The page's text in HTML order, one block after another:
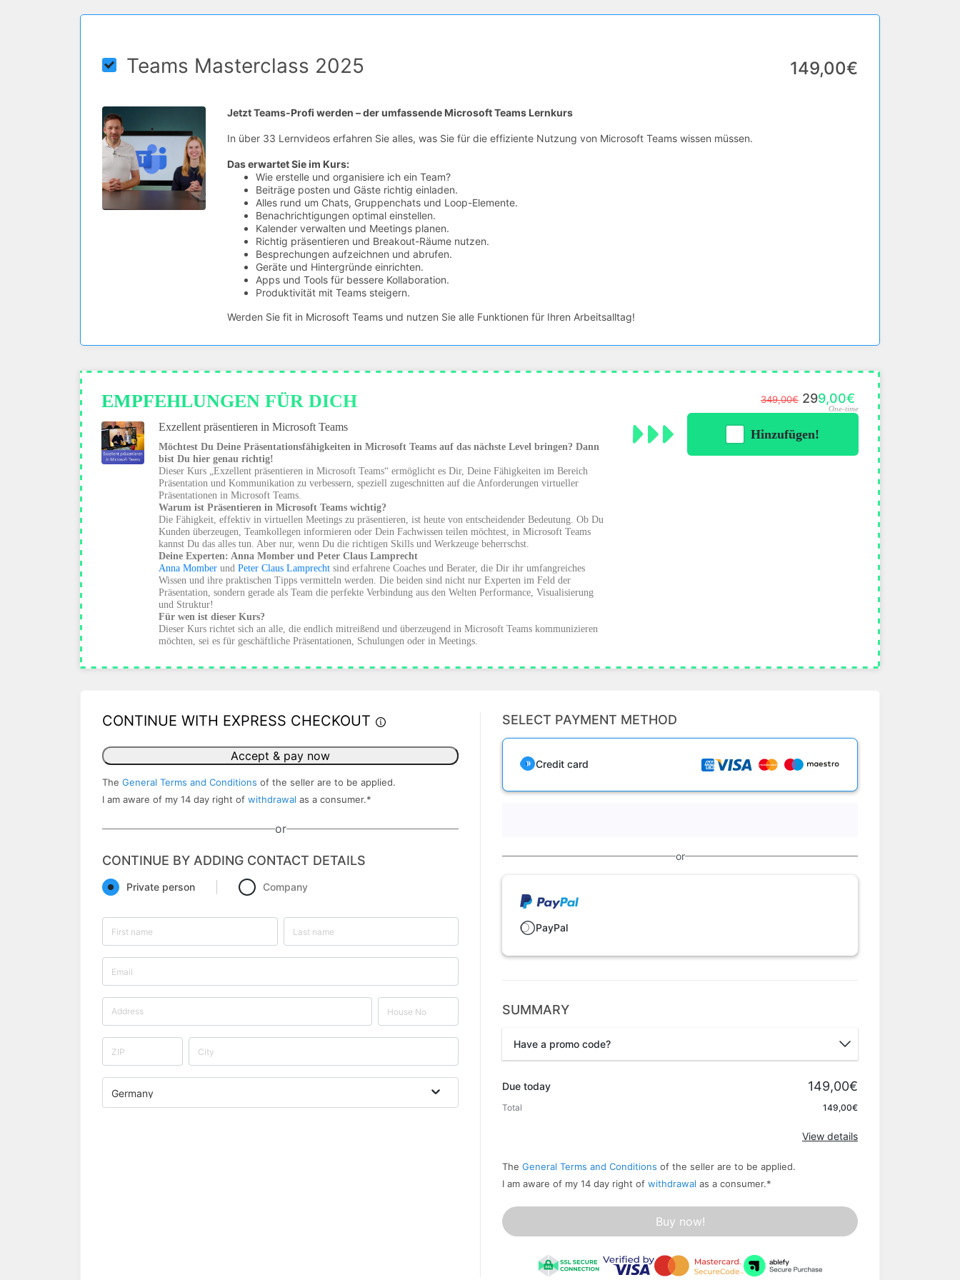
Teams Masterclass 2025 149,00€
Jetzt Teams-Profi werden – der umfassende Microsoft Teams Lernkurs
In über 33 Lernvideos erfahren Sie alles, was Sie für die effiziente Nutzung von Microsoft Teams wissen müssen.
Das erwartet Sie im Kurs:
Wie erstelle und organisiere ich ein Team?
Beiträge posten und Gäste richtig einladen.
Alles rund um Chats, Gruppenchats und Loop-Elemente.
Benachrichtigungen optimal einstellen.
Kalender verwalten und Meetings planen.
Richtig präsentieren und Breakout-Räume nutzen.
Besprechungen aufzeichnen und abrufen.
Geräte und Hintergründe einrichten.
Apps und Tools für bessere Kollaboration.
Produktivität mit Teams steigern.
Werden Sie fit in Microsoft Teams und nutzen Sie alle Funktionen für Ihren Arbeitsalltag!
EMPFEHLUNGEN FÜR DICH
Exzellent präsentieren in Microsoft Teams
Möchtest Du Deine Präsentationsfähigkeiten in Microsoft Teams auf das nächste Level bringen? Dann
bist Du hier genau richtig!
Dieser Kurs „Exzellent präsentieren in Microsoft Teams“ ermöglicht es Dir, Deine Fähigkeiten im Bereich
Präsentation und Kommunikation zu verbessern, speziell zugeschnitten auf die Anforderungen virtueller
Präsentationen in Microsoft Teams.
Warum ist Präsentieren in Microsoft Teams wichtig?
Die Fähigkeit, effektiv in virtuellen Meetings zu präsentieren, ist heute von entscheidender Bedeutung. Ob Du
Kunden überzeugen, Teamkollegen informieren oder Dein Fachwissen teilen möchtest, in Microsoft Teams
kannst Du das alles tun. Aber nur, wenn Du die richtigen Skills und Werkzeuge beherrschst.
Deine Experten: Anna Momber und Peter Claus Lamprecht
Anna Momber und Peter Claus Lamprecht sind erfahrene Coaches und Berater, die Dir ihr umfangreiches
Wissen und ihre praktischen Tipps vermitteln werden. Die beiden sind nicht nur Experten im Feld der
Präsentation, sondern gerade als Team die perfekte Verbindung aus den Welten Performance, Visualisierung
und Struktur!
Für wen ist dieser Kurs?
Dieser Kurs richtet sich an alle, die endlich mitreißend und überzeugend in Microsoft Teams kommunizieren
möchten, sei es für geschäftliche Präsentationen, Schulungen oder in Meetings.
349,00€ 299,00€
One-time
Hinzufügen!
CONTINUE WITH EXPRESS CHECKOUT
Accept & pay now
The General Terms and Conditions of the seller are to be applied.
I am aware of my 14 day right of withdrawal as a consumer.*
or
CONTINUE BY ADDING CONTACT DETAILS
Private person Company
Germany
SELECT PAYMENT METHOD
Credit card
or
PayPal
SUMMARY
Have a promo code?
Due today 149,00€
Total 149,00€
View details
The General Terms and Conditions of the seller are to be applied.
I am aware of my 14 day right of withdrawal as a consumer.*
Buy now!